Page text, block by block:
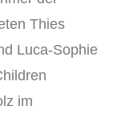
Thies
Luca-Sophie
im